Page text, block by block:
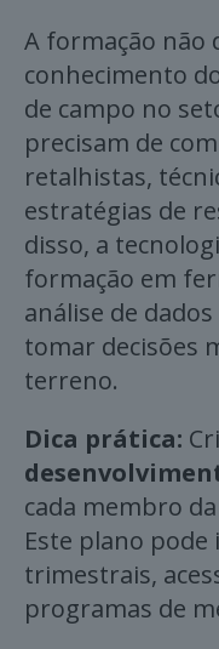
A formação não
conhecimento
de campo no
precisam de
retalhistas,
estratégias de
disso, a
formação em
análise de
tomar decisões
terreno.
Dica prática:
cada membro
Este plano
trimestrais,
programas de